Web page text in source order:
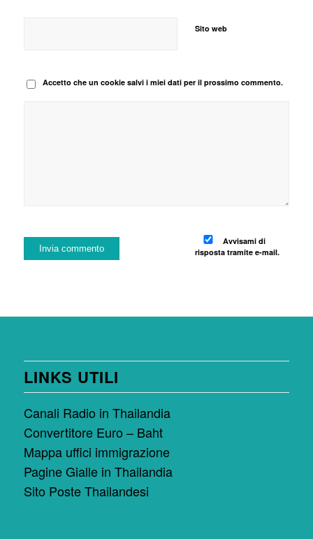
Sito web
Accetto che un cookie salvi i miei dati per il prossimo commento.
Avvisami di
risposta tramite e-mail.
LINKS UTILI
Canali Radio in Thailandia
Convertitore Euro – Baht
Mappa uffici immigrazione
Pagine Gialle in Thailandia
Sito Poste Thailandesi